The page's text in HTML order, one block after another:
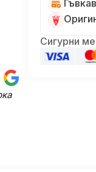
Сигурни